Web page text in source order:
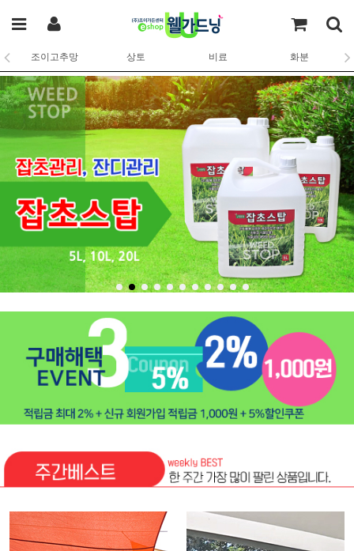
조이고추망 상토 비료 화분